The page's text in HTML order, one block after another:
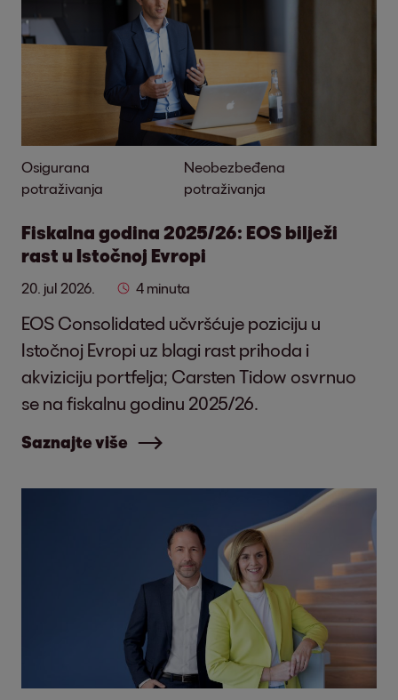
Osigurana
potraživanja
Neobezbeđena
potraživanja
Fiskalna godina 2025/26: EOS bilježi
rast u Istočnoj Evropi
20. jul 2026. 4 minuta
EOS Consolidated učvršćuje poziciju u
Istočnoj Evropi uz blagi rast prihoda i
akviziciju portfelja; Carsten Tidow osvrnuo
se na fiskalnu godinu 2025/26.
Saznajte više